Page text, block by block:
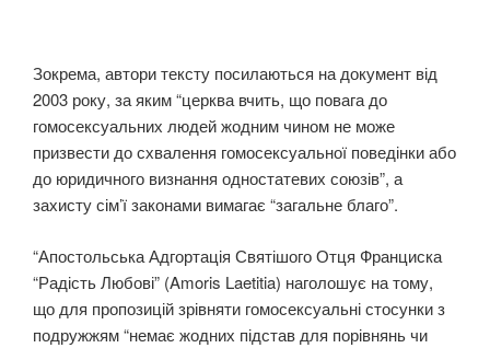
Зокрема, автори тексту посилаються на документ від
2003 року, за яким “церква вчить, що повага до
гомосексуальних людей жодним чином не може
призвести до схвалення гомосексуальної поведінки або
до юридичного визнання одностатевих союзів”, а
захисту сім’ї законами вимагає “загальне благо”.
“Апостольська Адгортація Святішого Отця Франциска
“Радість Любові” (Amoris Laetitia) наголошує на тому,
що для пропозицій зрівняти гомосексуальні стосунки з
подружжям “немає жодних підстав для порівнянь чи